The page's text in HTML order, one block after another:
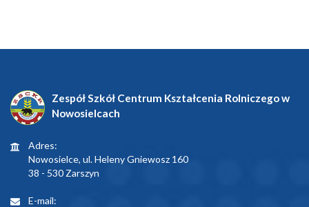
Zespół Szkół Centrum Kształcenia Rolniczego w
Nowosielcach
Adres:
Nowosielce, ul. Heleny Gniewosz 160
38 - 530 Zarszyn
E-mail: